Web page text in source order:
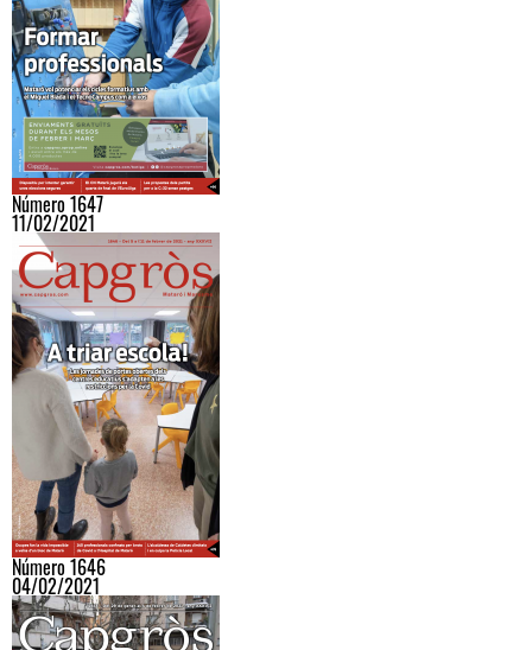
Número 1647
11/02/2021
Número 1646
04/02/2021